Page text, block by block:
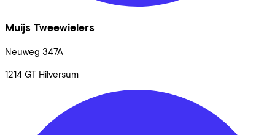
Muijs Tweewielers
Neuweg 347A
1214 GT Hilversum